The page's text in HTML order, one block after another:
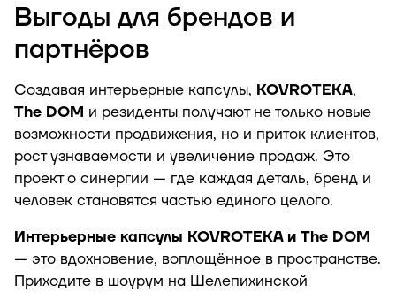
Выгоды для брендов и
партнёров
Создавая интерьерные капсулы, KOVROTEKA,
The DOM и резиденты получают не только новые
возможности продвижения, но и приток клиентов,
рост узнаваемости и увеличение продаж. Это
проект о синергии — где каждая деталь, бренд и
человек становятся частью единого целого.
Интерьерные капсулы KOVROTEKA и The DOM
— это вдохновение, воплощённое в пространстве.
Приходите в шоурум на Шелепихинской